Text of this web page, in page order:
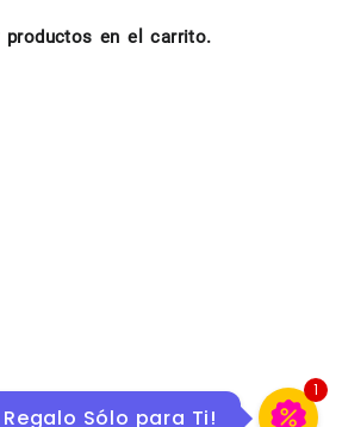
productos en el carrito.
MERCADOLIBRE
Regalo Sólo para Ti!
1